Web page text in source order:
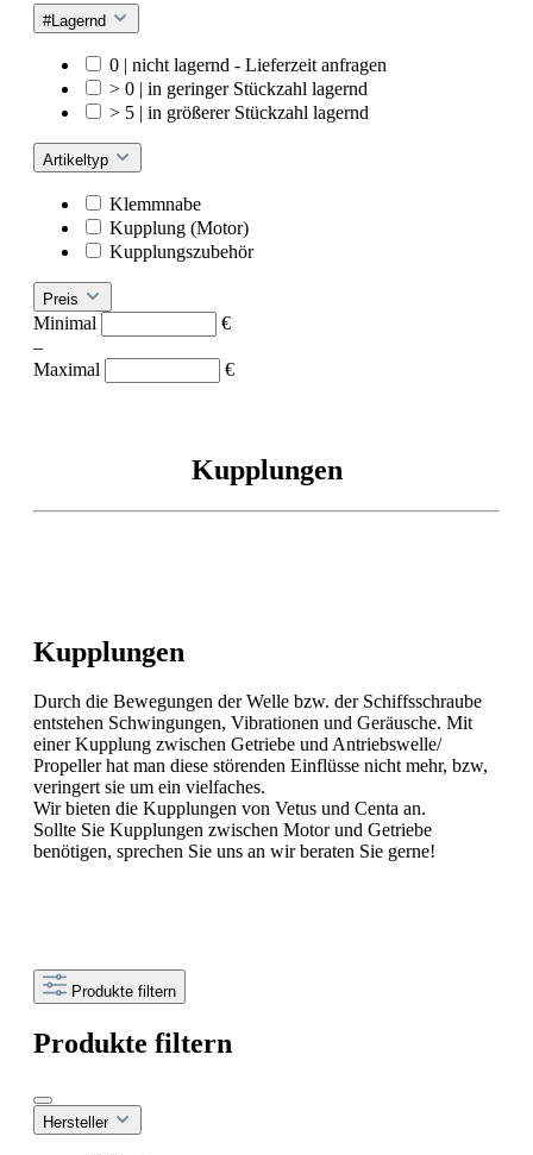
#Lagernd
0 | nicht lagernd - Lieferzeit anfragen
> 0 | in geringer Stückzahl lagernd
> 5 | in größerer Stückzahl lagernd
Artikeltyp
Klemmnabe
Kupplung (Motor)
Kupplungszubehör
Preis
Minimal
€
–
Maximal
€
Kupplungen
Kupplungen
Durch die Bewegungen der Welle bzw. der Schiffsschraube
entstehen Schwingungen, Vibrationen und Geräusche. Mit
einer Kupplung zwischen Getriebe und Antriebswelle/
Propeller hat man diese störenden Einflüsse nicht mehr, bzw,
veringert sie um ein vielfaches.
Wir bieten die Kupplungen von Vetus und Centa an.
Sollte Sie Kupplungen zwischen Motor und Getriebe
benötigen, sprechen Sie uns an wir beraten Sie gerne!
Produkte filtern
Produkte filtern
Hersteller